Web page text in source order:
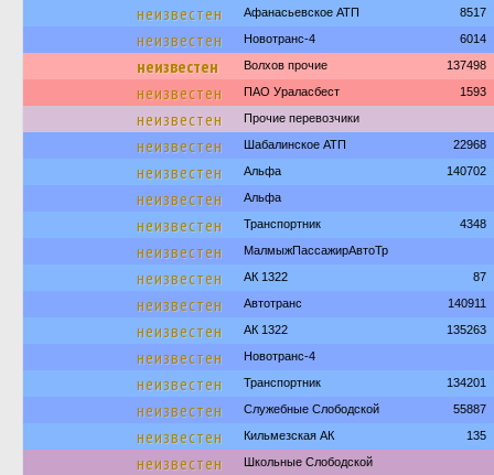
неизвестен Афанасьевское АТП 8517
неизвестен Новотранс-4 6014
неизвестен Волхов прочие 137498
неизвестен ПАО Ураласбест 1593
неизвестен Прочие перевозчики
неизвестен Шабалинское АТП 22968
неизвестен Альфа 140702
неизвестен Альфа
неизвестен Транспортник 4348
неизвестен МалмыжПассажирАвтоТр
неизвестен АК 1322 87
неизвестен Автотранс 140911
неизвестен АК 1322 135263
неизвестен Новотранс-4
неизвестен Транспортник 134201
неизвестен Служебные Слободской 55887
неизвестен Кильмезская АК 135
неизвестен Школьные Слободской